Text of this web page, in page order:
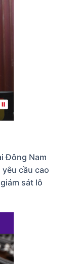
Đông Nam
cầu cao
sát lô